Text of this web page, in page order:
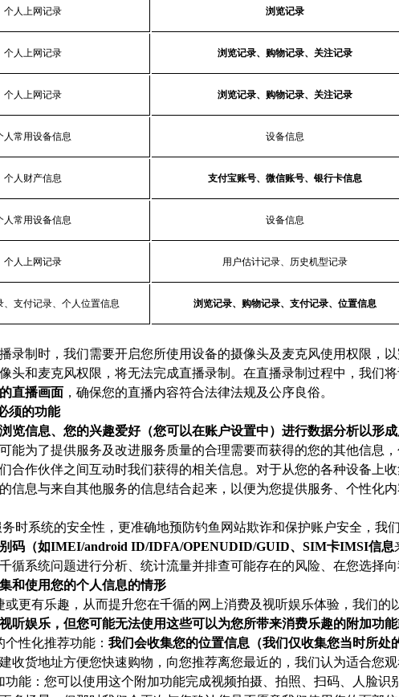
个人上网记录 浏览记录
个人上网记录 浏览记录、购物记录、关注记录
个人上网记录 浏览记录、购物记录、关注记录
人常用设备信息 设备信息
个人财产信息 支付宝账号、微信账号、银行卡信息
人常用设备信息 设备信息
个人上网记录 用户估计记录、历史机型记录
、支付记录、个人位置信息 浏览记录、购物记录、支付记录、位置信息
录制时，我们需要开启您所使用设备的摄像头及麦克风使用权限，
头和麦克风权限，将无法完成直播录制。在直播录制过程中，我们
直播画面 ，确保您的直播内容符合法律法规及公序良俗。
须的功能
览信息、您的兴趣爱好（您可以在账户设置中）进行数据分析以形
能为了提供服务及改进服务质量的合理需要而获得的您的其他信息
合作伙伴之间互动时我们获得的相关信息。对于从您的各种设备上
信息与来自其他服务的信息结合起来，以便为您提供服务、个性化内
时系统的安全性，更准确地预防钓鱼网站欺诈和保护账户安全，我
码（如IMEI/android ID/IDFA/OPENUDID/GUID、SIM卡IMSI信息
循系统问题进行分析、统计流量并排查可能存在的风险、在您选择向
和使用您的个人信息的情形
更有乐趣，从而提升您在千循的网上消费及视听娱乐体验，我们的
听娱乐，但您可能无法使用这些可以为您所带来消费乐趣的附加功
性化推荐功能： 我们会收集您的位置信息（我们仅收集您当时所
收货地址方便您快速购物，向您推荐离您最近的，我们认为适合您观
功能：您可以使用这个附加功能完成视频拍摄、拍照、扫码、人脸识